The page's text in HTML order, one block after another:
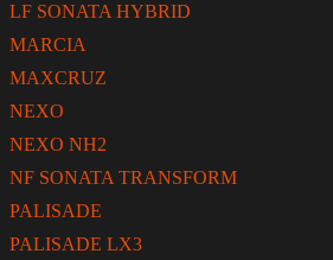
LF SONATA HYBRID
MARCIA
MAXCRUZ
NEXO
NEXO NH2
NF SONATA TRANSFORM
PALISADE
PALISADE LX3